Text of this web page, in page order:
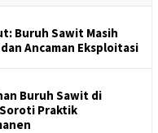
Buruh Sawit Masih
Ancaman Eksploitasi
Buruh Sawit di
Soroti Praktik